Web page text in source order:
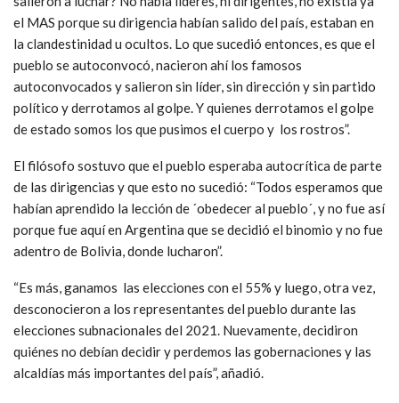
el MAS porque su dirigencia habían salido del país, estaban en
la clandestinidad u ocultos. Lo que sucedió entonces, es que el
pueblo se autoconvocó, nacieron ahí los famosos
autoconvocados y salieron sin líder, sin dirección y sin partido
político y derrotamos al golpe. Y quienes derrotamos el golpe
de estado somos los que pusimos el cuerpo y los rostros”.
El filósofo sostuvo que el pueblo esperaba autocrítica de parte
de las dirigencias y que esto no sucedió: “Todos esperamos que
habían aprendido la lección de ´obedecer al pueblo´, y no fue así
porque fue aquí en Argentina que se decidió el binomio y no fue
adentro de Bolivia, donde lucharon”.
“Es más, ganamos las elecciones con el 55% y luego, otra vez,
desconocieron a los representantes del pueblo durante las
elecciones subnacionales del 2021. Nuevamente, decidiron
quiénes no debían decidir y perdemos las gobernaciones y las
alcaldías más importantes del país”, añadió.